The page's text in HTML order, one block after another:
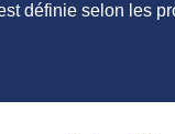
définie selon les